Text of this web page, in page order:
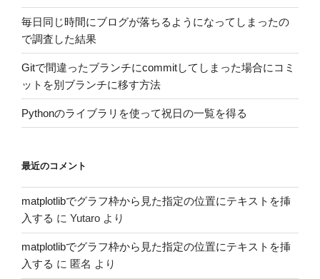
毎日同じ時間にブログが落ちるようになってしまったの
で調査した結果
Gitで間違ったブランチにcommitしてしまった場合にコミ
ットを別ブランチに移す方法
Pythonのライブラリを使って祝日の一覧を得る
最近のコメント
matplotlibでグラフ枠から見た指定の位置にテキストを挿
入する に Yutaro より
matplotlibでグラフ枠から見た指定の位置にテキストを挿
入する に 匿名 より